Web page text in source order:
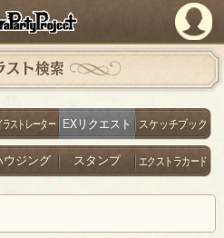
PandoraPartyProject
スト検索
ラストレーター EXリクエスト スケッチブック
ウジング スタンプ エクストラカード